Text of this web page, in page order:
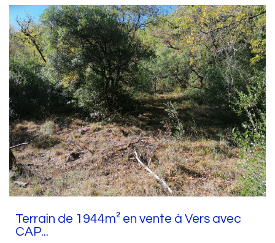
Terrain de 1944m² en vente à Vers avec
CAP...